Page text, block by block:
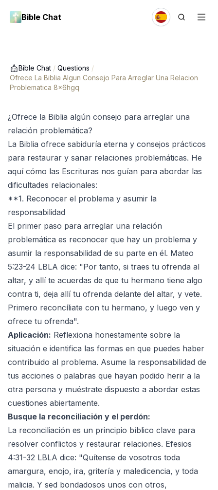
Bible Chat
Bible Chat / Questions /
Ofrece La Biblia Algun Consejo Para Arreglar Una Relacion
Problematica 8x6hgq
¿Ofrece la Biblia algún consejo para arreglar una
relación problemática?
La Biblia ofrece sabiduría eterna y consejos prácticos
para restaurar y sanar relaciones problemáticas. He
aquí cómo las Escrituras nos guían para abordar las
dificultades relacionales:
**1. Reconocer el problema y asumir la
responsabilidad
El primer paso para arreglar una relación
problemática es reconocer que hay un problema y
asumir la responsabilidad de su parte en él. Mateo
5:23-24 LBLA dice: "Por tanto, si traes tu ofrenda al
altar, y allí te acuerdas de que tu hermano tiene algo
contra ti, deja allí tu ofrenda delante del altar, y vete.
Primero reconcíliate con tu hermano, y luego ven y
ofrece tu ofrenda".
Aplicación: Reflexiona honestamente sobre la
situación e identifica las formas en que puedes haber
contribuido al problema. Asume la responsabilidad de
tus acciones o palabras que hayan podido herir a la
otra persona y muéstrate dispuesto a abordar estas
cuestiones abiertamente.
Busque la reconciliación y el perdón:
La reconciliación es un principio bíblico clave para
resolver conflictos y restaurar relaciones. Efesios
4:31-32 LBLA dice: "Quítense de vosotros toda
amargura, enojo, ira, gritería y maledicencia, y toda
malicia. Y sed bondadosos unos con otros,